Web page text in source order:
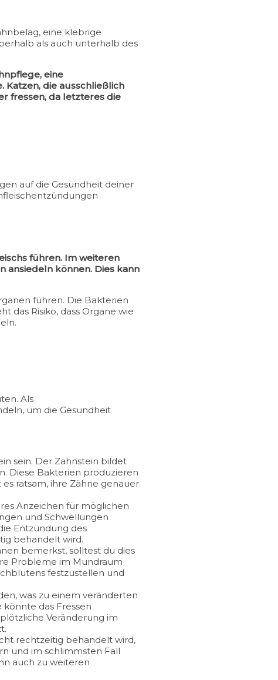
eine klebrige
als auch unterhalb des
eine
Katzen, die ausschließlich
fressen, da letzteres die
auf die Gesundheit deiner
führen. Im weiteren
ansiedeln können. Dies kann
führen. Die Bakterien
das Risiko, dass Organe wie
Als
um die Gesundheit
sein. Der Zahnstein bildet
Diese Bakterien produzieren
ratsam, ihre Zähne genauer
Anzeichen für möglichen
und Schwellungen
Entzündung des
behandelt wird.
bemerkst, solltest du dies
Probleme im Mundraum
festzustellen und
was zu einem veränderten
das Fressen
Veränderung im
rechtzeitig behandelt wird,
und im schlimmsten Fall
auch zu weiteren